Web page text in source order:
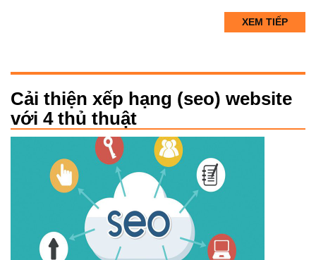
XEM TIẾP
Cải thiện xếp hạng (seo) website
với 4 thủ thuật